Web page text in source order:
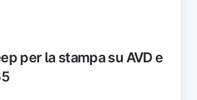
per la stampa su AVD e